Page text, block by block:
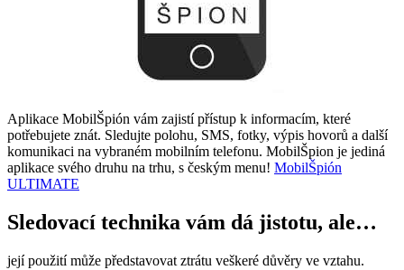
Aplikace MobilŠpión vám zajistí přístup k informacím, které
potřebujete znát. Sledujte polohu, SMS, fotky, výpis hovorů a další
komunikaci na vybraném mobilním telefonu. MobilŠpion je jediná
aplikace svého druhu na trhu, s českým menu! MobilŠpión
ULTIMATE
Sledovací technika vám dá jistotu, ale…
její použití může představovat ztrátu veškeré důvěry ve vztahu.